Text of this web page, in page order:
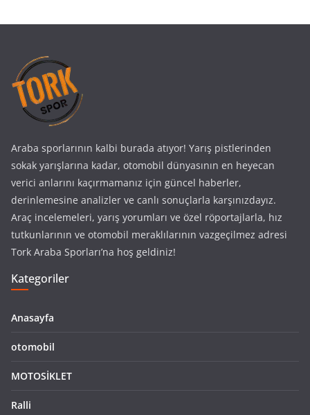
Araba sporlarının kalbi burada atıyor! Yarış pistlerinden
sokak yarışlarına kadar, otomobil dünyasının en heyecan
verici anlarını kaçırmamanız için güncel haberler,
derinlemesine analizler ve canlı sonuçlarla karşınızdayız.
Araç incelemeleri, yarış yorumları ve özel röportajlarla, hız
tutkunlarının ve otomobil meraklılarının vazgeçilmez adresi
Tork Araba Sporları’na hoş geldiniz!
Kategoriler
Anasayfa
otomobil
MOTOSİKLET
Ralli